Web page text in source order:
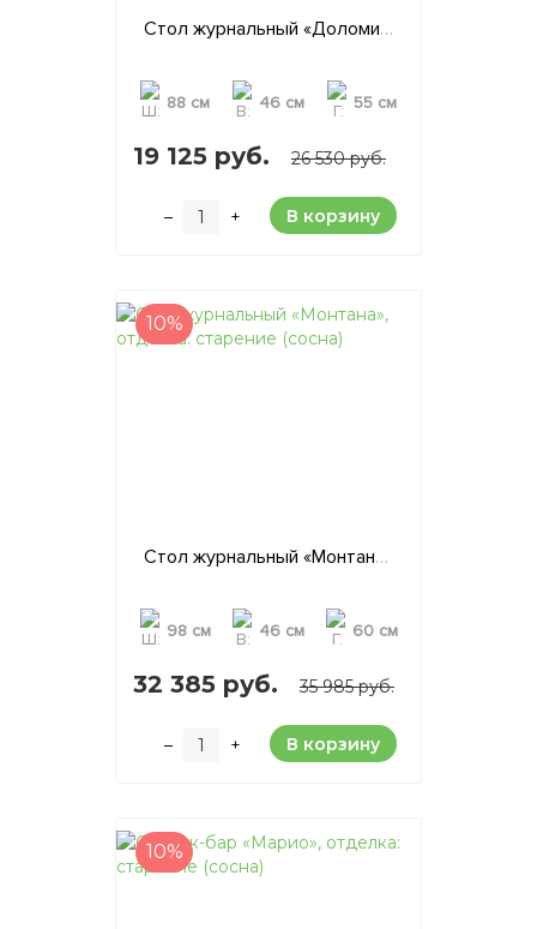
Стол журнальный «Доломит», отделка: старение (сосна)
88 см 46 см 55 см
19 125 руб. 26 530 руб.
– + В корзину
10%
Стол журнальный «Монтана», отделка: старение (сосна)
98 см 46 см 60 см
32 385 руб. 35 985 руб.
– + В корзину
10%